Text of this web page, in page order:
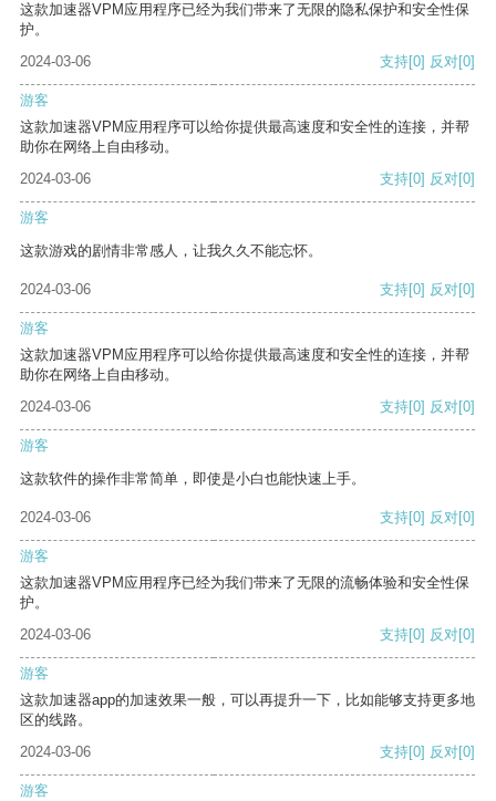
这款加速器VPM应用程序已经为我们带来了无限的隐私保护和安全性保
护。
2024-03-06
支持[0] 反对[0]
游客
这款加速器VPM应用程序可以给你提供最高速度和安全性的连接，并帮
助你在网络上自由移动。
2024-03-06
支持[0] 反对[0]
游客
这款游戏的剧情非常感人，让我久久不能忘怀。
2024-03-06 支持[0] 反对[0]
游客
这款加速器VPM应用程序可以给你提供最高速度和安全性的连接，并帮
助你在网络上自由移动。
2024-03-06
支持[0] 反对[0]
游客
这款软件的操作非常简单，即使是小白也能快速上手。
2024-03-06 支持[0] 反对[0]
游客
这款加速器VPM应用程序已经为我们带来了无限的流畅体验和安全性保
护。
2024-03-06
支持[0] 反对[0]
游客
这款加速器app的加速效果一般，可以再提升一下，比如能够支持更多地
区的线路。
2024-03-06
支持[0] 反对[0]
游客